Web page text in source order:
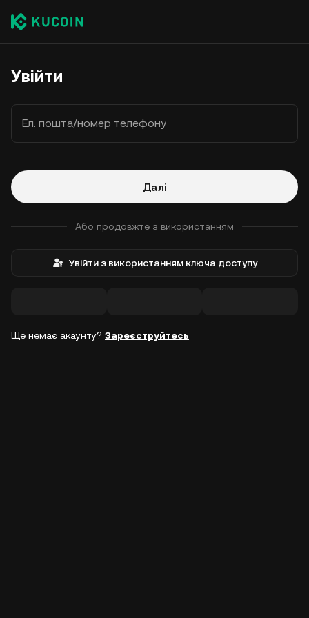
Увійти
Ел. пошта/номер телефону
Далі
Або продовжте з використанням
Увійти з використанням ключа доступу
Ще немає акаунту? Зареєструйтесь